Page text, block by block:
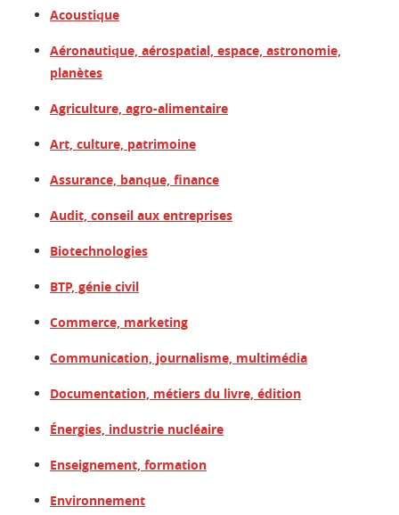
Acoustique
Aéronautique, aérospatial, espace, astronomie,
planètes
Agriculture, agro-alimentaire
Art, culture, patrimoine
Assurance, banque, finance
Audit, conseil aux entreprises
Biotechnologies
BTP, génie civil
Commerce, marketing
Communication, journalisme, multimédia
Documentation, métiers du livre, édition
Énergies, industrie nucléaire
Enseignement, formation
Environnement